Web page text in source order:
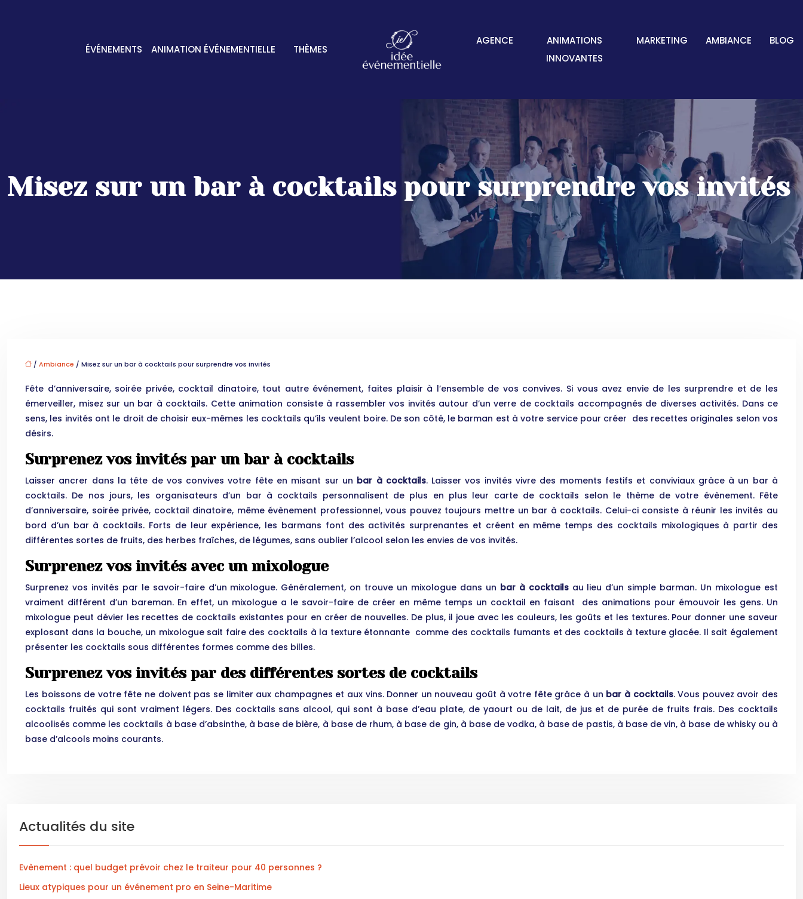
THÈMES
ANIMATION ÉVÉNEMENTIELLE
ÉVÉNEMENTS
AGENCE
ANIMATIONS
INNOVANTES
MARKETING AMBIANCE BLOG
Misez sur un bar à cocktails pour surprendre vos invités
/ Ambiance / Misez sur un bar à cocktails pour surprendre vos invités
Fête d’anniversaire, soirée privée, cocktail dinatoire, tout autre événement, faites plaisir à l’ensemble de vos convives. Si vous avez envie de les surprendre et de les
émerveiller, misez sur un bar à cocktails. Cette animation consiste à rassembler vos invités autour d’un verre de cocktails accompagnés de diverses activités. Dans ce
sens, les invités ont le droit de choisir eux-mêmes les cocktails qu’ils veulent boire. De son côté, le barman est à votre service pour créer des recettes originales selon vos
désirs.
Surprenez vos invités par un bar à cocktails
Laisser ancrer dans la tête de vos convives votre fête en misant sur un bar à cocktails. Laisser vos invités vivre des moments festifs et conviviaux grâce à un bar à
cocktails. De nos jours, les organisateurs d’un bar à cocktails personnalisent de plus en plus leur carte de cocktails selon le thème de votre évènement. Fête
d’anniversaire, soirée privée, cocktail dinatoire, même évènement professionnel, vous pouvez toujours mettre un bar à cocktails. Celui-ci consiste à réunir les invités au
bord d’un bar à cocktails. Forts de leur expérience, les barmans font des activités surprenantes et créent en même temps des cocktails mixologiques à partir des
différentes sortes de fruits, des herbes fraîches, de légumes, sans oublier l’alcool selon les envies de vos invités.
Surprenez vos invités avec un mixologue
Surprenez vos invités par le savoir-faire d’un mixologue. Généralement, on trouve un mixologue dans un bar à cocktailsau lieu d’un simple barman. Un mixologue est
vraiment différent d’un bareman. En effet, un mixologue a le savoir-faire de créer en même temps un cocktail en faisant des animations pour émouvoir les gens. Un
mixologue peut dévier les recettes de cocktails existantes pour en créer de nouvelles. De plus, il joue avec les couleurs, les goûts et les textures. Pour donner une saveur
explosant dans la bouche, un mixologue sait faire des cocktails à la texture étonnante comme des cocktails fumants et des cocktails à texture glacée. Il sait également
présenter les cocktails sous différentes formes comme des billes.
Surprenez vos invités par des différentes sortes de cocktails
Les boissons de votre fête ne doivent pas se limiter aux champagnes et aux vins. Donner un nouveau goût à votre fête grâce à un bar à cocktails. Vous pouvez avoir des
cocktails fruités qui sont vraiment légers. Des cocktails sans alcool, qui sont à base d’eau plate, de yaourt ou de lait, de jus et de purée de fruits frais. Des cocktails
alcoolisés comme les cocktails à base d’absinthe, à base de bière, à base de rhum, à base de gin, à base de vodka, à base de pastis, à base de vin, à base de whisky ou à
base d’alcools moins courants.
Actualités du site
Evènement : quel budget prévoir chez le traiteur pour 40 personnes ?
Lieux atypiques pour un événement pro en Seine-Maritime